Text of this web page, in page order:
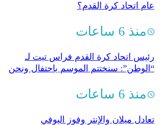
عام اتحاد كرة القدم؟
منذ 6 ساعات
رئيس اتحاد كرة القدم فراس تيت لـ
“الوطن”: سنختتم الموسم باحتفال ونحن
منذ 6 ساعات
تعادل ميلان والإنتر وفوز اليوفي